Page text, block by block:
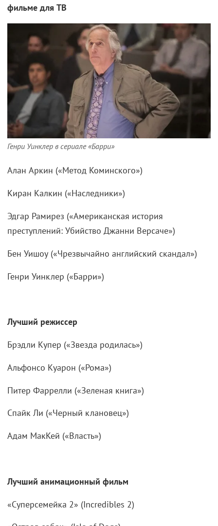
фильме для ТВ
Генри Уинклер в сериале «Барри»
Алан Аркин («Метод Коминского»)
Киран Калкин («Наследники»)
Эдгар Рамирез («Американская история
преступлений: Убийство Джанни Версаче»)
Бен Уишоу («Чрезвычайно английский скандал»)
Генри Уинклер («Барри»)
Лучший режиссер
Брэдли Купер («Звезда родилась»)
Альфонсо Куарон («Рома»)
Питер Фаррелли («Зеленая книга»)
Спайк Ли («Черный клановец»)
Адам МакКей («Власть»)
Лучший анимационный фильм
«Суперсемейка 2» (Incredibles 2)